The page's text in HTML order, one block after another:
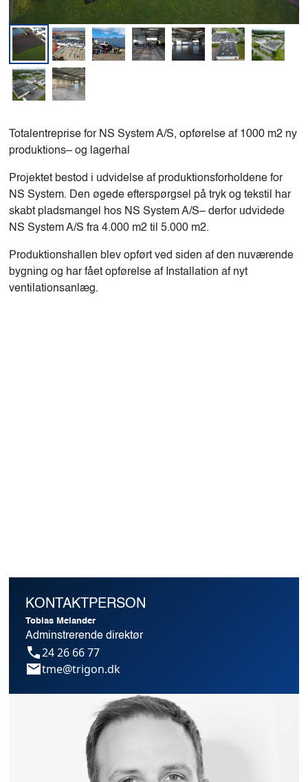
Totalentreprise for NS System A/S, opførelse af 1000 m2 ny
produktions– og lagerhal
Projektet bestod i udvidelse af produktionsforholdene for
NS System. Den øgede efterspørgsel på tryk og tekstil har
skabt pladsmangel hos NS System A/S– derfor udvidede
NS System A/S fra 4.000 m2 til 5.000 m2.
Produktionshallen blev opført ved siden af den nuværende
bygning og har fået opførelse af Installation af nyt
ventilationsanlæg.
KONTAKTPERSON
Tobias Melander
Adminstrerende direktør
24 26 66 77
tme@trigon.dk